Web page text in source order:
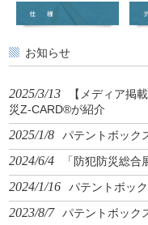
お知らせ
2025/3/13
【メディア掲
災Z-CARD®が紹介
2025/1/8 パテントボック
2024/6/4 「防犯防災総
2024/1/16 パテントボッ
2023/8/7 パテントボック